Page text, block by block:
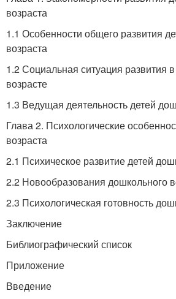
возраста
1.1 Особенности общего развития
возраста
1.2 Социальная ситуация развития
возрасте
1.3 Ведущая деятельность детей
Глава 2. Психологические
возраста
2.1 Психическое развитие детей
2.2 Новообразования дошкольного
2.3 Психологическая готовность
Заключение
Библиографический список
Приложение
Введение